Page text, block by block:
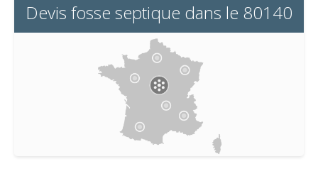
Devis fosse septique dans le 80140